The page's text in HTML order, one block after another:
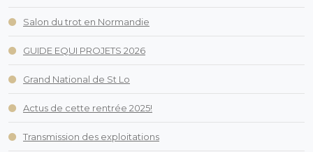
Salon du trot en Normandie
GUIDE EQUI PROJETS 2026
Grand National de St Lo
Actus de cette rentrée 2025!
Transmission des exploitations